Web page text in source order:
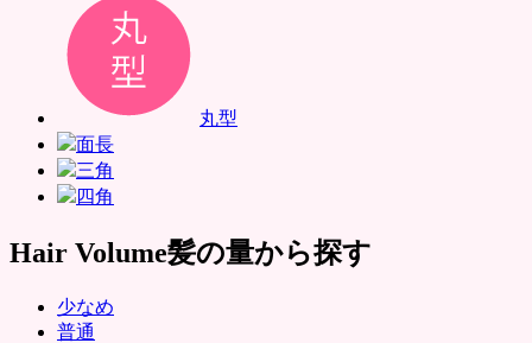
丸型
面長
三角
四角
Hair Volume髪の量から探す
少なめ
普通